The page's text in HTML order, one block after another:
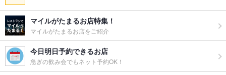
マイルがたまるお店特集！
マイルがたまるお店をご紹介
今日明日予約できるお店
急ぎの飲み会でもネット予約OK！